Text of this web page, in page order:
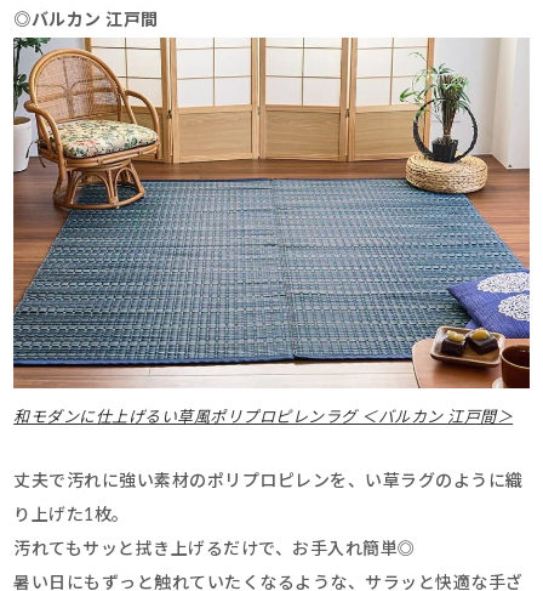
◎バルカン 江戸間
和モダンに仕上げるい草風ポリプロピレンラグ ＜バルカン 江戸間＞
丈夫で汚れに強い素材のポリプロピレンを、い草ラグのように織
り上げた1枚。
汚れてもサッと拭き上げるだけで、お手入れ簡単◎
暑い日にもずっと触れていたくなるような、サラッと快適な手ざ